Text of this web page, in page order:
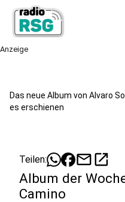
Anzeige
Das neue Album von Alvaro
es erschienen
Teilen: mailopen_in_new
Album der
Camino